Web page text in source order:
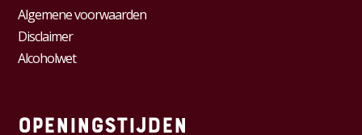
Algemene voorwaarden
Disclaimer
Alcoholwet
Openingstijden